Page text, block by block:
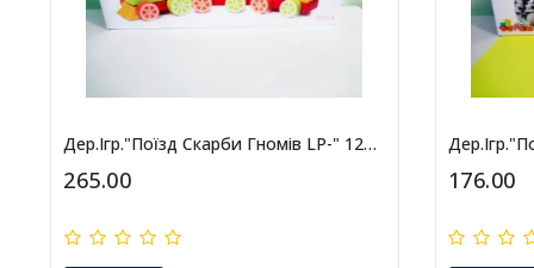
Дер.ігр."Поїзд Скарби Гномів LP-" 12930
265.00 176.00